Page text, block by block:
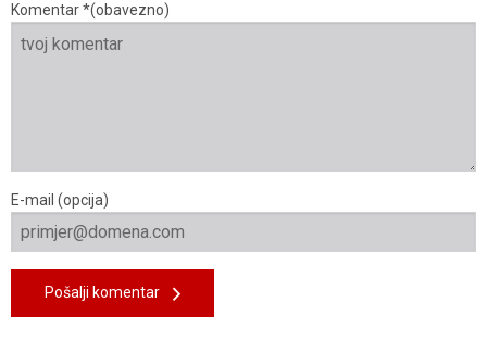
Komentar *(obavezno)
E-mail (opcija)
Pošalji komentar